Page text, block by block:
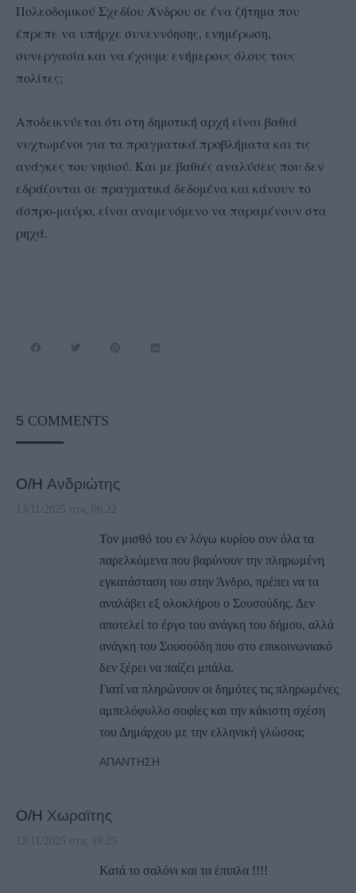
Πολεοδομικού Σχεδίου Άνδρου σε ένα ζήτημα που
έπρεπε να υπήρχε συνεννόησης, ενημέρωση,
συνεργασία και να έχουμε ενήμερους όλους τους
πολίτες;
Αποδεικνύεται ότι στη δημοτική αρχή είναι βαθιά
νυχτωμένοι για τα πραγματικά προβλήματα και τις
ανάγκες του νησιού. Και με βαθιές αναλύσεις που δεν
εδράζονται σε πραγματικά δεδομένα και κάνουν το
άσπρο-μαύρο, είναι αναμενόμενο να παραμένουν στα
ρηχά.
5 COMMENTS
Ο/Η Ανδριώτης
13/11/2025 στις 06:22
Τον μισθό του εν λόγω κυρίου συν όλα τα
παρελκόμενα που βαρύνουν την πληρωμένη
εγκατάσταση του στην Άνδρο, πρέπει να τα
αναλάβει εξ ολοκλήρου ο Σουσούδης. Δεν
αποτελεί το έργο του ανάγκη του δήμου, αλλά
ανάγκη του Σουσούδη που στο επικοινωνιακό
δεν ξέρει να παίζει μπάλα.
Γιατί να πληρώνουν οι δημότες τις πληρωμένες
αμπελόφυλλο σοφίες και την κάκιστη σχέση
του Δημάρχου με την ελληνική γλώσσα;
ΑΠΆΝΤΗΣΗ
Ο/Η Χωραϊτης
12/11/2025 στις 19:25
Κατά το σαλόνι και τα έπιπλα !!!!